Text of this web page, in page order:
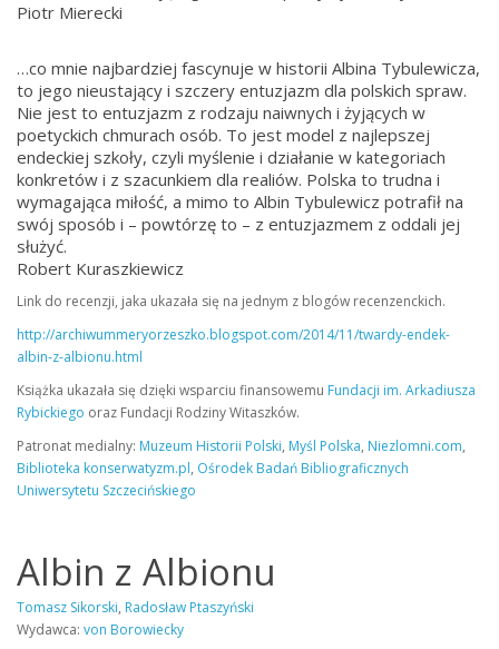
Piotr Mierecki
…co mnie najbardziej fascynuje w historii Albina Tybulewicza,
to jego nieustający i szczery entuzjazm dla polskich spraw.
Nie jest to entuzjazm z rodzaju naiwnych i żyjących w
poetyckich chmurach osób. To jest model z najlepszej
endeckiej szkoły, czyli myślenie i działanie w kategoriach
konkretów i z szacunkiem dla realiów. Polska to trudna i
wymagająca miłość, a mimo to Albin Tybulewicz potrafił na
swój sposób i – powtórzę to – z entuzjazmem z oddali jej
służyć.
Robert Kuraszkiewicz
Link do recenzji, jaka ukazała się na jednym z blogów recenzenckich.
http://archiwummeryorzeszko.blogspot.com/2014/11/twardy-endek-
albin-z-albionu.html
Książka ukazała się dzięki wsparciu finansowemu Fundacji im. Arkadiusza
Rybickiego oraz Fundacji Rodziny Witaszków.
Patronat medialny: Muzeum Historii Polski, Myśl Polska, Niezlomni.com,
Biblioteka konserwatyzm.pl, Ośrodek Badań Bibliograficznych
Uniwersytetu Szczecińskiego
Albin z Albionu
Tomasz Sikorski, Radosław Ptaszyński
Wydawca: von Borowiecky